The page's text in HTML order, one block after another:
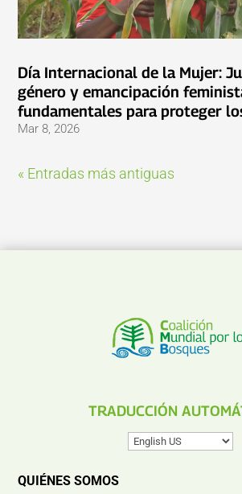
Día Internacional de la Mujer:
género y emancipación
fundamentales para proteger
Mar 8, 2026
« Entradas más antiguas
TRADUCCIÓN
QUIÉNES SOMOS